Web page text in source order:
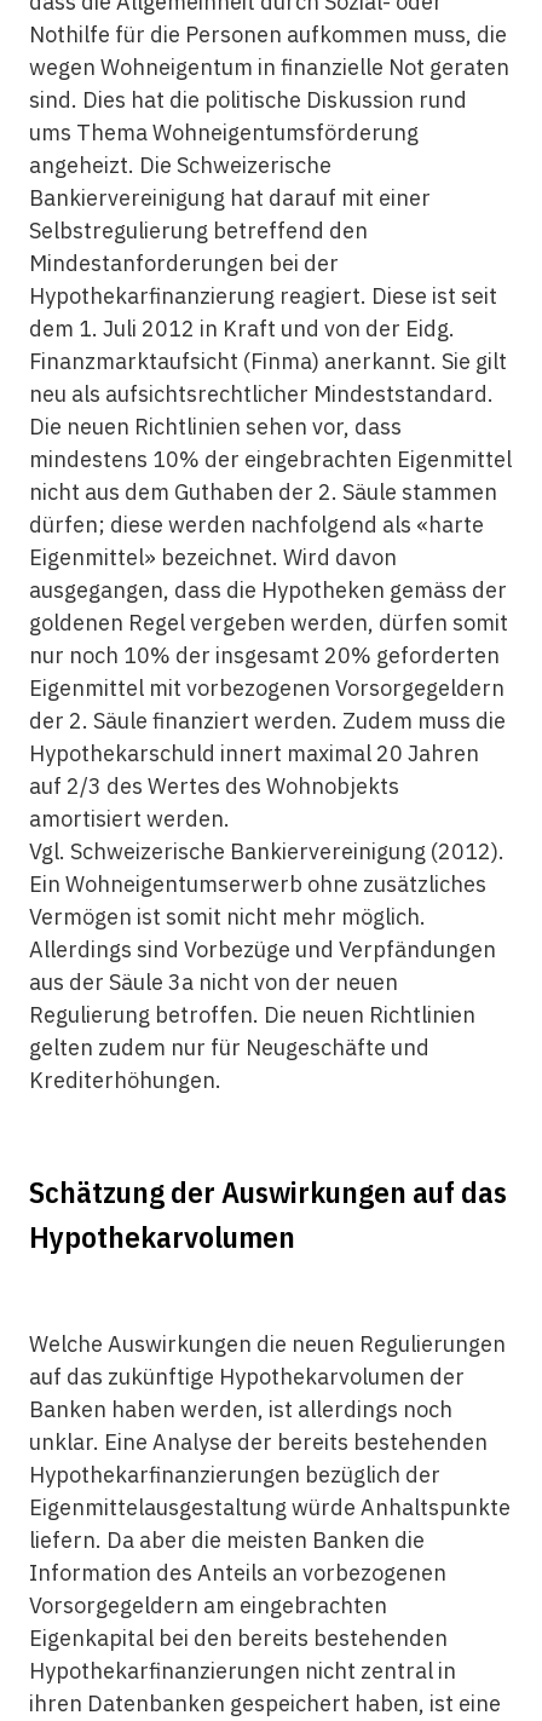
Nothilfe für die Personen aufkommen muss, die
wegen Wohneigentum in finanzielle Not geraten
sind. Dies hat die politische Diskussion rund
ums Thema Wohneigentumsförderung
angeheizt. Die Schweizerische
Bankiervereinigung hat darauf mit einer
Selbstregulierung betreffend den
Mindestanforderungen bei der
Hypothekarfinanzierung reagiert. Diese ist seit
dem 1. Juli 2012 in Kraft und von der Eidg.
Finanzmarktaufsicht (Finma) anerkannt. Sie gilt
neu als aufsichtsrechtlicher Mindeststandard.
Die neuen Richtlinien sehen vor, dass
mindestens 10% der eingebrachten Eigenmittel
nicht aus dem Guthaben der 2. Säule stammen
dürfen; diese werden nachfolgend als «harte
Eigenmittel» bezeichnet. Wird davon
ausgegangen, dass die Hypotheken gemäss der
goldenen Regel vergeben werden, dürfen somit
nur noch 10% der insgesamt 20% geforderten
Eigenmittel mit vorbezogenen Vorsorgegeldern
der 2. Säule finanziert werden. Zudem muss die
Hypothekarschuld innert maximal 20 Jahren
auf 2/3 des Wertes des Wohnobjekts
amortisiert werden.
Vgl. Schweizerische Bankiervereinigung (2012).
Ein Wohneigentumserwerb ohne zusätzliches
Vermögen ist somit nicht mehr möglich.
Allerdings sind Vorbezüge und Verpfändungen
aus der Säule 3a nicht von der neuen
Regulierung betroffen. Die neuen Richtlinien
gelten zudem nur für Neugeschäfte und
Krediterhöhungen.
Schätzung der Auswirkungen auf das
Hypothekarvolumen
Welche Auswirkungen die neuen Regulierungen
auf das zukünftige Hypothekarvolumen der
Banken haben werden, ist allerdings noch
unklar. Eine Analyse der bereits bestehenden
Hypothekarfinanzierungen bezüglich der
Eigenmittelausgestaltung würde Anhaltspunkte
liefern. Da aber die meisten Banken die
Information des Anteils an vorbezogenen
Vorsorgegeldern am eingebrachten
Eigenkapital bei den bereits bestehenden
Hypothekarfinanzierungen nicht zentral in
ihren Datenbanken gespeichert haben, ist eine